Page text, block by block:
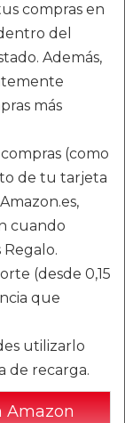
compras en
del
Además,
más
(como
de tu tarjeta
cuando
(desde 0,15
que
utilizarlo
de recarga.
Amazon